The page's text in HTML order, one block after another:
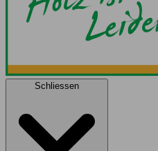
Schliessen